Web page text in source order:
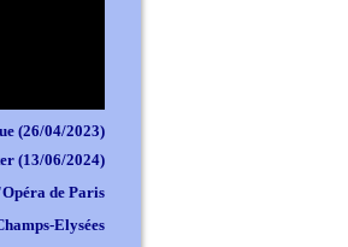
(26/04/2023)
(13/06/2024)
de Paris
Elysées